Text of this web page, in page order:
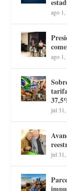
ago
ago
jul
jul